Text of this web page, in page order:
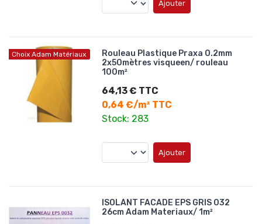
Ajouter
Choix Adam Matériaux
Rouleau Plastique Praxa 0.2mm
2x50mètres visqueen/ rouleau
100m²
64,13 € TTC
0,64 €/m² TTC
Stock: 283
Ajouter
ISOLANT FACADE EPS GRIS 032
26cm Adam Materiaux/ 1m²